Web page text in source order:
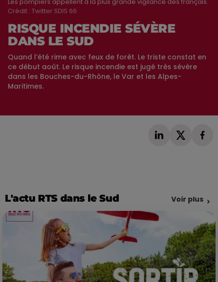
Crédit : Twitter SDIS 66
RISQUE INCENDIE SÉVÈRE
DANS LE SUD
Quand l’été rime avec feux de forêt. Le triste constat en
ce début août. Le risque incendie est jugé très sévère
dans les Bouches-du-Rhône, le Var et les Alpes-
Maritimes.
L'actu RTS dans le Sud Voir plus